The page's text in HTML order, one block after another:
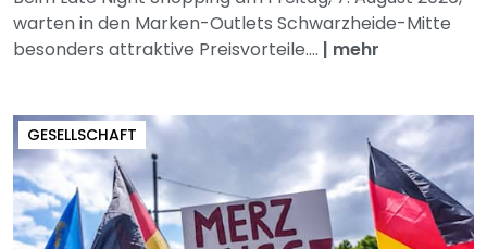
warten in den Marken-Outlets Schwarzheide-Mitte
besonders attraktive Preisvorteile.... | mehr
GESELLSCHAFT